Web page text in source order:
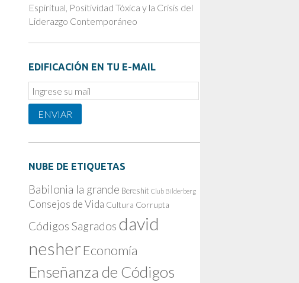
Espiritual, Positividad Tóxica y la Crisis del
Liderazgo Contemporáneo
EDIFICACIÓN EN TU E-MAIL
Email
Subscription
ENVIAR
NUBE DE ETIQUETAS
Babilonia la grande Bereshit Club Bilderberg
Consejos de Vida Cultura Corrupta
Códigos Sagrados david
nesher Economía
Enseñanza de Códigos